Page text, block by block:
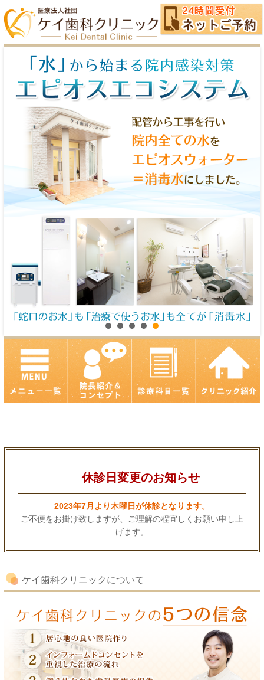
休診日変更のお知らせ
2023年7月より木曜日が休診となります。
ご不便をお掛け致しますが、ご理解の程宜しくお願い申し上
げます。
ケイ歯科クリニックについて